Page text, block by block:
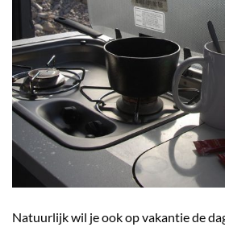
Natuurlijk wil je ook op vakantie de